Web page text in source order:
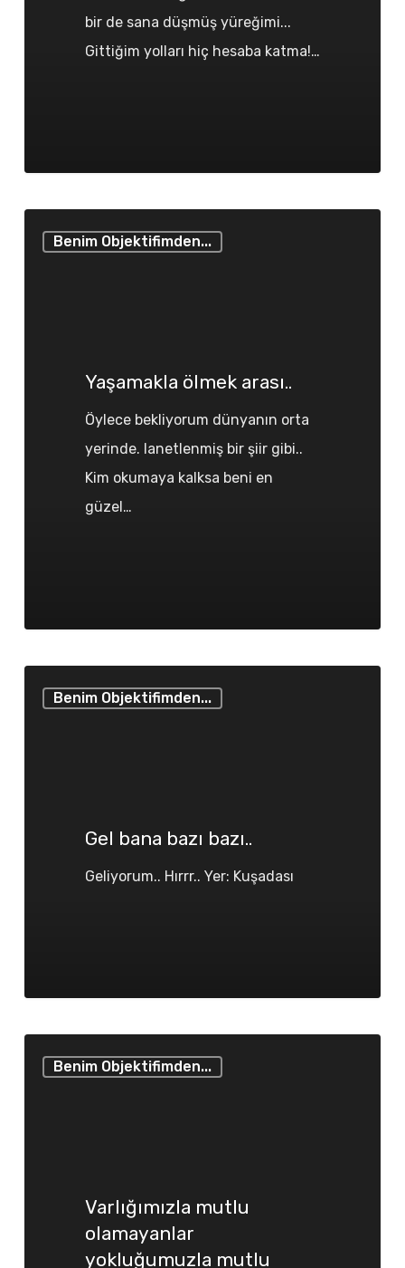
bir de sana düşmüş yüreğimi...
Gittiğim yolları hiç hesaba katma!…
Benim Objektifimden...
ölmek
Yaşamakla ölmek arası..
Öylece bekliyorum dünyanın orta
yerinde. lanetlenmiş bir şiir gibi..
Kim okumaya kalksa beni en
güzel…
Benim Objektifimden...
bana
Gel bana bazı bazı..
Geliyorum.. Hırrr.. Yer: Kuşadası
Benim Objektifimden...
mutlu
Varlığımızla mutlu
olamayanlar
yokluğumuzla mutlu